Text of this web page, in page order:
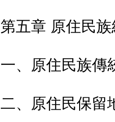
第五章 原住民
一、原住民族傳
二、原住民保留